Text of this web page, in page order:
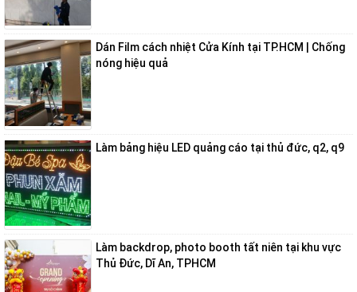
Dán Film cách nhiệt Cửa Kính tại TP.HCM | Chống
nóng hiệu quả
Làm bảng hiệu LED quảng cáo tại thủ đức, q2, q9
Làm backdrop, photo booth tất niên tại khu vực
Thủ Đức, Dĩ An, TPHCM